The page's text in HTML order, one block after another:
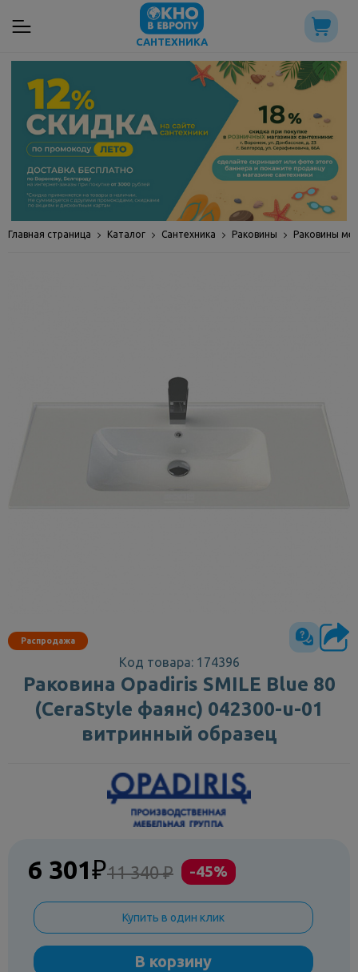
САНТЕХНИКА
Главная страница Каталог Сантехника Раковины Раковины
Распродажа
Код товара: 174396
Раковина Opadiris SMILE Blue 80
(CeraStyle фаянс) 042300-u-01
витринный образец
6 301₽11 340 ₽ -45%
Купить в один клик
В корзину